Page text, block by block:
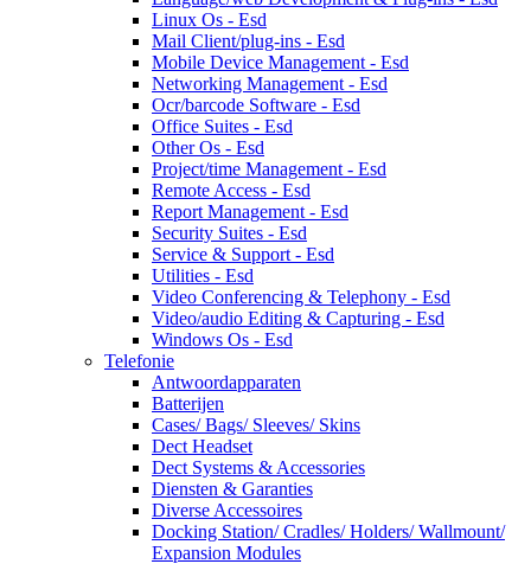
Linux Os - Esd
Mail Client/plug-ins - Esd
Mobile Device Management - Esd
Networking Management - Esd
Ocr/barcode Software - Esd
Office Suites - Esd
Other Os - Esd
Project/time Management - Esd
Remote Access - Esd
Report Management - Esd
Security Suites - Esd
Service & Support - Esd
Utilities - Esd
Video Conferencing & Telephony - Esd
Video/audio Editing & Capturing - Esd
Windows Os - Esd
Telefonie
Antwoordapparaten
Batterijen
Cases/ Bags/ Sleeves/ Skins
Dect Headset
Dect Systems & Accessories
Diensten & Garanties
Diverse Accessoires
Docking Station/ Cradles/ Holders/ Wallmount/
Expansion Modules